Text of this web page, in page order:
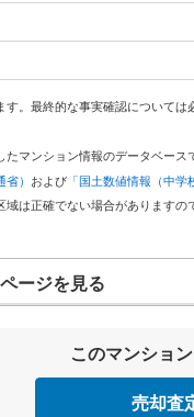
。最終的な事実確認については
マンション情報のデータベー
） および 「国土数値情報（中学
は正確でない場合があります
ージを見る
このマンショ
売却査